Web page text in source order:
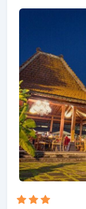
ditemukan di
menawarkan
semua yang
membuat
tempat